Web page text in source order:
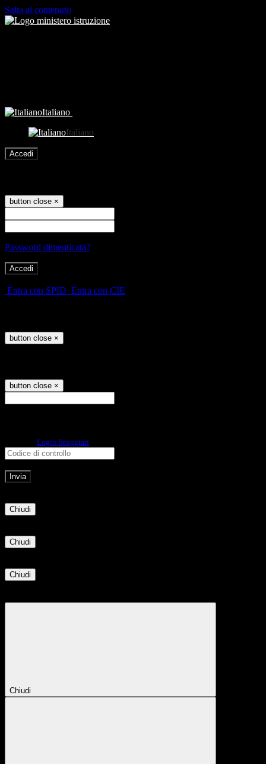
Salta al contenuto
Italiano
Italiano
Accedi
button close ×
Password dimenticata?
Entra con SPID Entra con CIE
button close ×
button close ×
Login Spaggiari
Chiudi
Chiudi
Chiudi
Chiudi